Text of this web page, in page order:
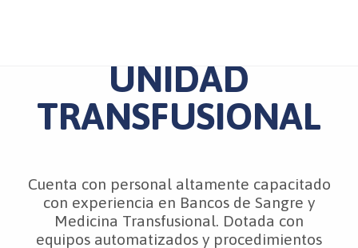
UNIDAD
TRANSFUSIONAL
Cuenta con personal altamente capacitado
con experiencia en Bancos de Sangre y
Medicina Transfusional. Dotada con
equipos automatizados y procedimientos